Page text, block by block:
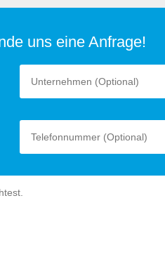
uns eine Anfrage!